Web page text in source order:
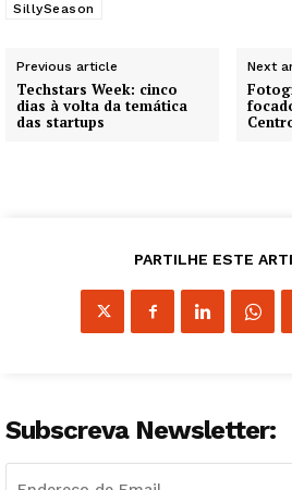
SillySeason
Previous article
Techstars Week: cinco
dias à volta da temática
das startups
Next
PARTILHE ESTE
Subscreva Newsletter: